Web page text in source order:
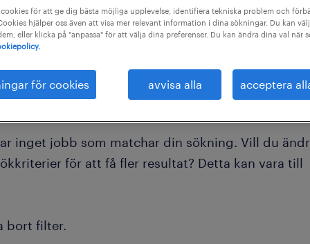
specialist användarsupport rensa sökning
inget jobb som matchar din sökning. Vill du
för att få fler resultat? Detta kan vara till
bort filter.
för att ge dig bästa möjliga upplevelse, identifiera tekniska problem och
hjälper oss även att visa mer relevant information i dina sökningar. Du kan
eller klicka på "anpassa" för att välja dina preferenser. Du kan ändra dina val när
för cookies avvisa alla acceptera